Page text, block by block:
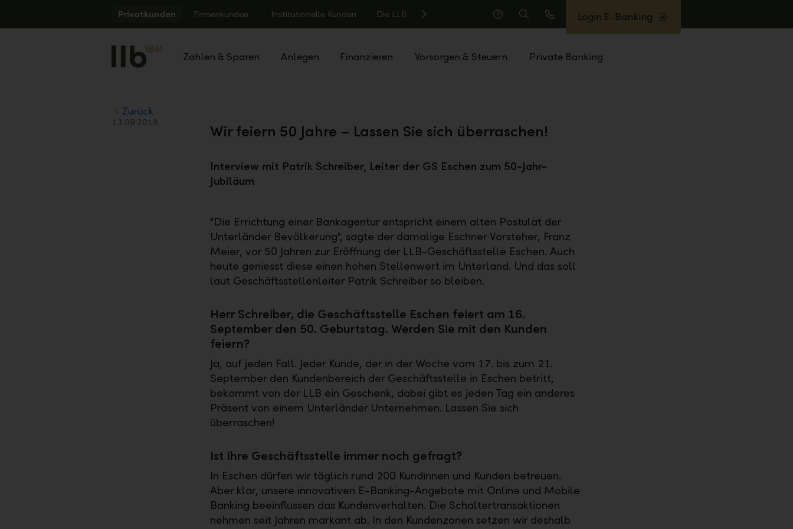
Privatkunden Firmenkunden Institutionelle Kunden Die LLB
Hilfe
Suche
Anrufen
Login E-Banking
Zahlen & Sparen Anlegen Finanzieren Vorsorgen & Steuern Private Banking
Zurück
13.09.2018 Wir feiern 50 Jahre – Lassen Sie sich überraschen!
Interview mit Patrik Schreiber, Leiter der GS Eschen zum 50-Jahr-
Jubiläum
"Die Errichtung einer Bankagentur entspricht einem alten Postulat der
Unterländer Bevölkerung", sagte der damalige Eschner Vorsteher, Franz
Meier, vor 50 Jahren zur Eröffnung der LLB-Geschäftsstelle Eschen. Auch
heute geniesst diese einen hohen Stellenwert im Unterland. Und das soll
laut Geschäftsstellenleiter Patrik Schreiber so bleiben.
Herr Schreiber, die Geschäftsstelle Eschen feiert am 16.
September den 50. Geburtstag. Werden Sie mit den Kunden
feiern?
Ja, auf jeden Fall. Jeder Kunde, der in der Woche vom 17. bis zum 21.
September den Kundenbereich der Geschäftsstelle in Eschen betritt,
bekommt von der LLB ein Geschenk, dabei gibt es jeden Tag ein anderes
Präsent von einem Unterländer Unternehmen. Lassen Sie sich
überraschen!
Ist Ihre Geschäftsstelle immer noch gefragt?
In Eschen dürfen wir täglich rund 200 Kundinnen und Kunden betreuen.
Aber klar, unsere innovativen E-Banking-Angebote mit Online und Mobile
Banking beeinflussen das Kundenverhalten. Die Schaltertransaktionen
nehmen seit Jahren markant ab. In den Kundenzonen setzen wir deshalb